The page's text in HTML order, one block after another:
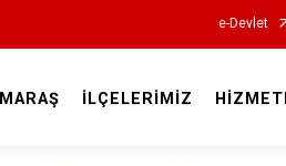
e-Devlet
İLÇELERİMİZ